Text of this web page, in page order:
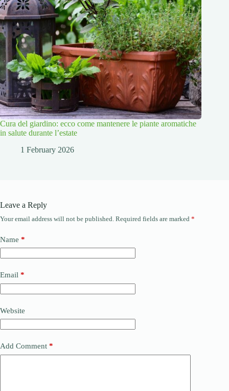
Cura del giardino: ecco come mantenere le piante aromatiche
in salute durante l’estate
1 February 2026
Leave a Reply
Your email address will not be published. Required fields are marked *
Name *
Email *
Website
Add Comment *